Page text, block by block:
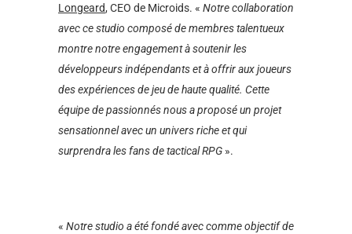
Longeard, CEO de Microids. « Notre collaboration
avec ce studio composé de membres talentueux
montre notre engagement à soutenir les
développeurs indépendants et à offrir aux joueurs
des expériences de jeu de haute qualité. Cette
équipe de passionnés nous a proposé un projet
sensationnel avec un univers riche et qui
surprendra les fans de tactical RPG ».
« Notre studio a été fondé avec comme objectif de